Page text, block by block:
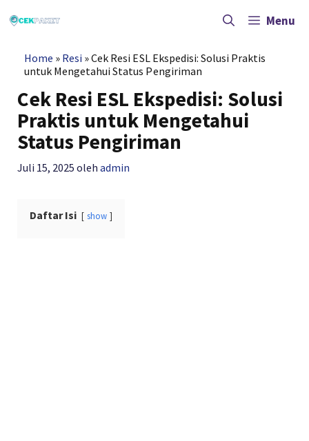
ke
Menu
Home » Resi »Cek Resi ESL Ekspedisi: Solusi Praktis
untuk Mengetahui Status Pengiriman
Cek Resi ESL Ekspedisi: Solusi
Praktis untuk Mengetahui
Status Pengiriman
Juli 15, 2025 olehadmin
Daftar Isi show